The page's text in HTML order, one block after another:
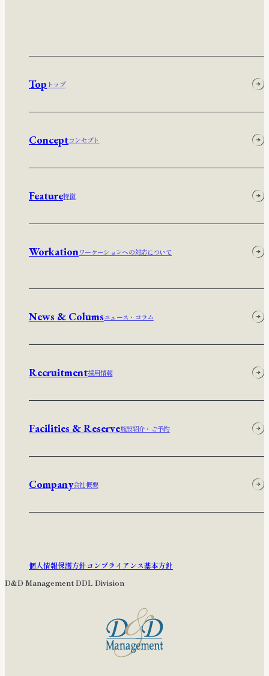
Top トップ
Conceptコンセプト
Feature特徴
Workationワーケーションへの対応について
News & Columsニュース・コラム
Recruitment採用情報
Facilities & Reserve施設紹介・ご予約
Company会社概要
個人情報保護方針コンプライアンス基本方針
D&D Management DDL Division